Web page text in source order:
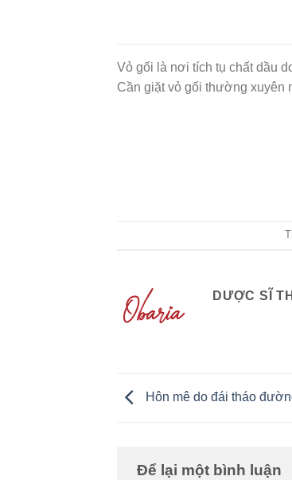
Vỏ gối là nơi tích tụ chất dầu
Cần giặt vỏ gối thường xuyên
DƯỢC SĨ
Hôn mê do đái tháo
Để lại một bình luận